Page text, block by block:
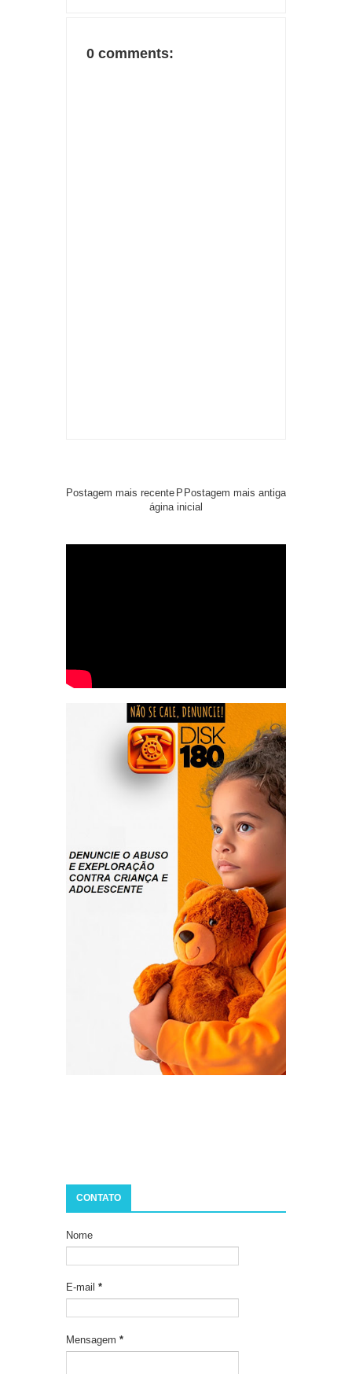
0 comments:
Postagem mais recente Postagem mais antiga
P
ágina inicial
CONTATO
Nome
E-mail *
Mensagem *